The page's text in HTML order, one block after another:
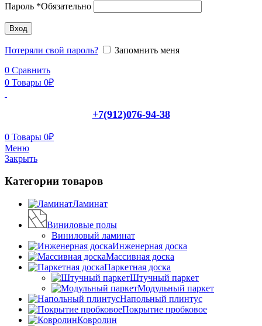
Пароль *Обязательно
Вход
Потеряли свой пароль?
Запомнить меня
0 Сравнить
0 Товары 0₽
+7(912)076-94-38
0 Товары 0₽
Меню
Закрыть
Категории товаров
Ламинат
Виниловые полы
Виниловый ламинат
Инженерная доска
Массивная доска
Паркетная доска
Штучный паркет
Модульный паркет
Напольный плинтус
Покрытие пробковое
Ковролин